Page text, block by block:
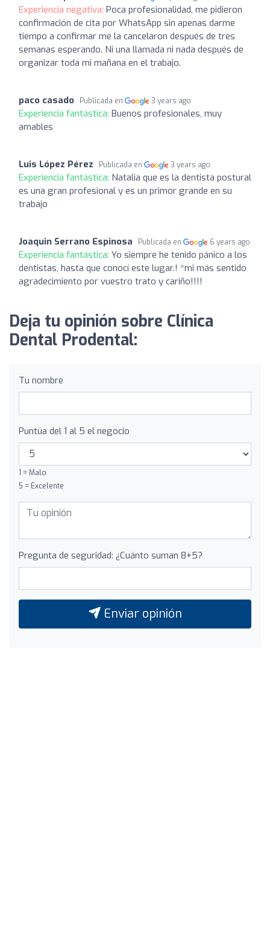
Experiencia negativa: Poca profesionalidad, me pidieron
confirmación de cita por WhatsApp sin apenas darme
tiempo a confirmar me la cancelaron después de tres
semanas esperando. Ni una llamada ni nada después de
organizar toda mi mañana en el trabajo.
paco casado Publicada en 3 years ago
Experiencia fantástica: Buenos profesionales, muy
amables
Luis López Pérez Publicada en 3 years ago
Experiencia fantástica: Natalia que es la dentista postural
es una gran profesional y es un primor grande en su
trabajo
Joaquin Serrano Espinosa Publicada en 6 years ago
Experiencia fantástica: Yo siempre he tenido pánico a los
dentistas, hasta que conocí este lugar.! *mi más sentido
agradecimiento por vuestro trato y cariño!!!!
Deja tu opinión sobre Clínica
Dental Prodental:
Tu nombre
Puntúa del 1 al 5 el negocio
1 = Malo
5 = Excelente
Pregunta de seguridad: ¿Cuánto suman 8+5?
Enviar opinión